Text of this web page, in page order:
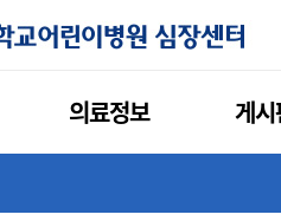
의료정보 게